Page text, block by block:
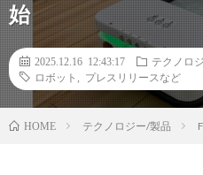
始
2025.12.16 12:43:17
テクノロ
ロボット
プレスリリースなど
HOME テクノロジー/製品